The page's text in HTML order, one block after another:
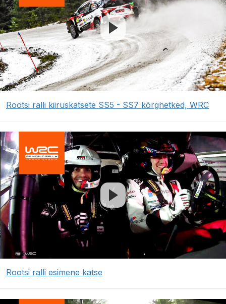
Rootsi ralli kiiruskatsete SS5 - SS7 kõrghetked, WRC
Rootsi ralli esimene katse